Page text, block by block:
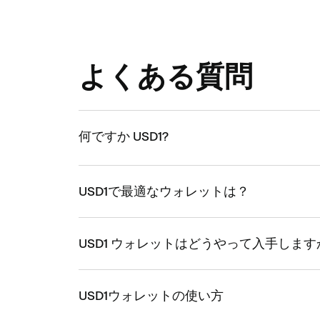
よくある質問
何ですか USD1?
USD1で最適なウォレットは？
USD1 ウォレットはどうやって入手します
USD1ウォレットの使い方